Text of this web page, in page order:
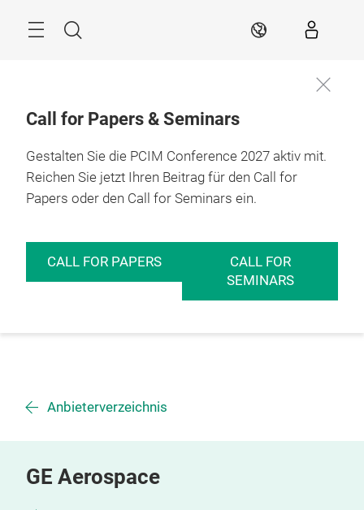
Suche DE
Call for Papers & Seminars
Gestalten Sie die PCIM Conference 2027 aktiv mit.
Reichen Sie jetzt Ihren Beitrag für den Call for
Papers oder den Call for Seminars ein.
CALL FOR PAPERS
CALL FOR
SEMINARS
Anbieterverzeichnis
GE Aerospace